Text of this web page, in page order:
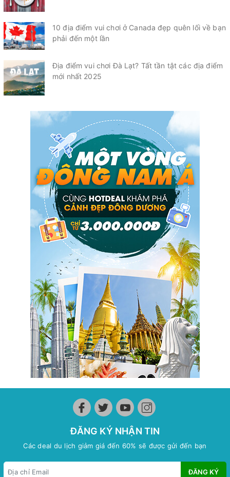
10 địa điểm vui chơi ở Canada đẹp quên lối về bạn
phải đến một lần
Địa điểm vui chơi Đà Lạt? Tất tần tật các địa điểm
mới nhất 2025
ĐĂNG KÝ NHẬN TIN
Các deal du lịch giảm giá đến 60% sẽ được gửi đến bạn
ĐĂNG KÝ